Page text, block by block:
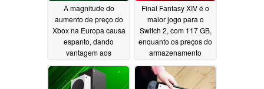
A magnitude do
aumento de preço do
Xbox na Europa causa
espanto, dando
vantagem aos
08/02/2026
Final Fantasy XIV é o
maior jogo para o
Switch 2, com 117 GB,
enquanto os preços do
armazenamento
07/26/2026